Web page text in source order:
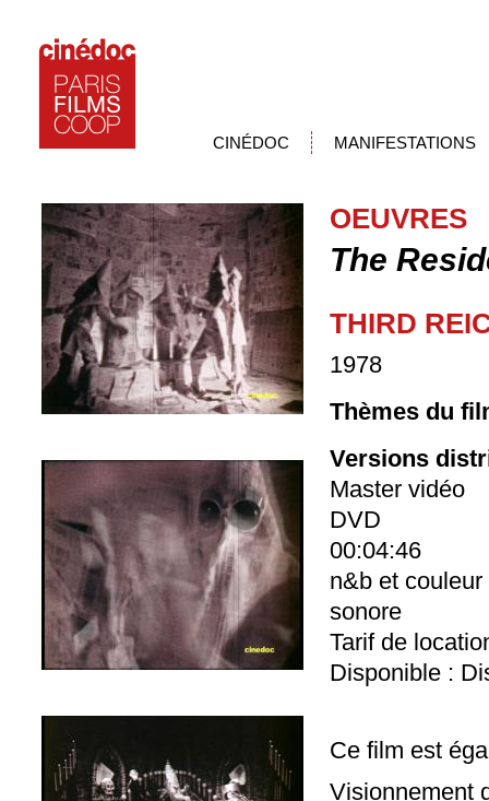
CINÉDOC MANIFESTATIONS
OEUVRES
The
THIRD
1978
Thèmes du
Versions
Master vidéo
DVD
00:04:46
n&b et couleur
sonore
Tarif de
Disponible :
Ce film est
Visionnement